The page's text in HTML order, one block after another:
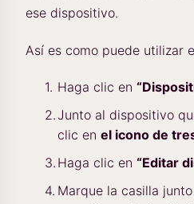
ese dispositivo.
Así es como puede utilizar
Haga clic en
Junto al dispositivo
clic en el icono de
Haga clic en “Editar
Marque la casilla junto